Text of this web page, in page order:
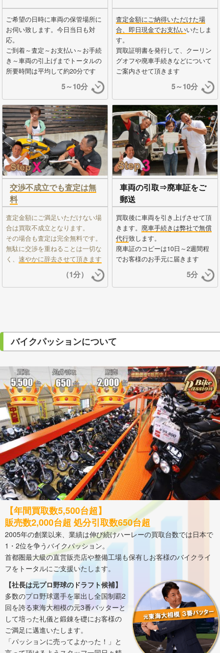
ご希望の日時に車両の保管場所に
お伺い致します。今日当日も対
応。
ご到着～査定～お支払い～お手続
き～車両の引上げまでトータルの
所要時間は平均して約20分です
5～10分
査定金額にご納得いただけた場
合、即日現金でお支払いいたしま
す。
買取証明書を発行して、クーリン
グオフや廃車手続きなどについて
ご案内させて頂きます
5～10分
交渉不成立でも査定は無
料
査定金額にご満足いただけない場
合は買取不成立となります。
その場合も査定は完全無料です。
無駄に交渉を重ねることは一切な
く、 速やかに辞去させて頂きます
（1分）
車両の引取⇒廃車証をご
郵送
買取後に車両を引き上げさせて頂
きます。 廃車手続きは弊社で無償
代行致します。
廃車証のコピーは10日～2週間程
でお客様のお手元に届きます
5分
バイクパッションについて
【年間買取数5,500台超】
販売数2,000台超 処分引取数650台超
2005年の創業以来、業績は伸び続けハーレーの買取台数では日本で
1・2位を争うバイクパッション。
首都圏最大級の直営販売店や整備工場も保有しお客様のバイクライ
フをトータルにご支援いたします。
【社長は元プロ野球のドラフト候補】
多数のプロ野球選手を輩出し全国制覇2
回を誇る東海大相模の元3番バッターと
して培った礼儀と鍛錬を礎にお客様の
ご満足に邁進いたします。
「パッションに売ってよかった！」と